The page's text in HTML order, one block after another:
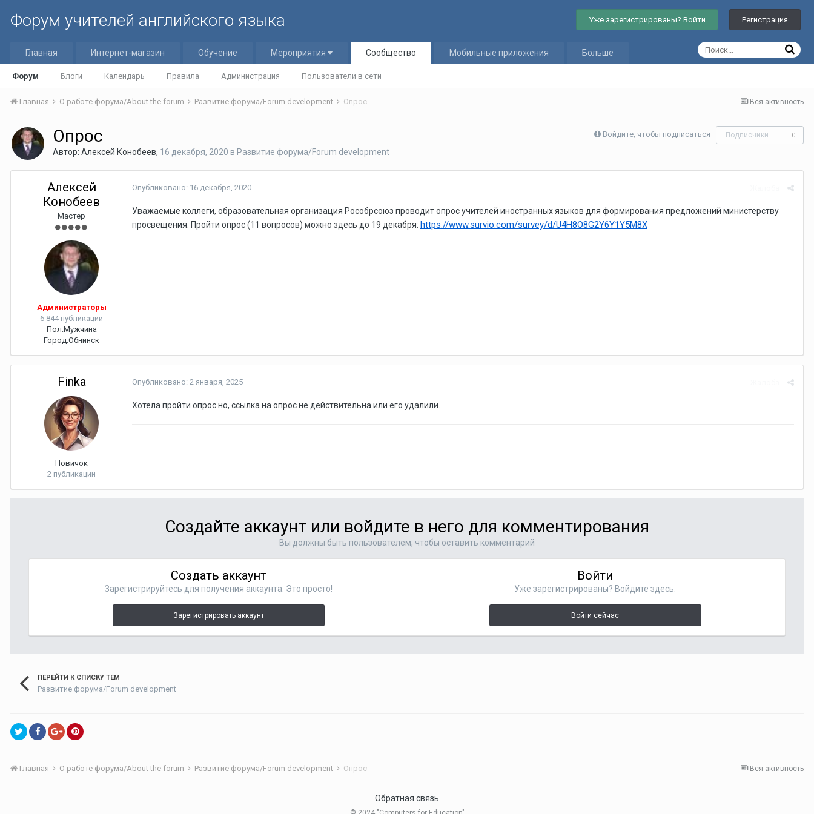
Форум учителей английского языка Уже зарегистрированы? Войти Регистрация
Главная Интернет-магазин Обучение Мероприятия Сообщество
Форум Блоги Календарь Правила Администрация Пользователи в сети
Мобильные приложения Больше
Вся активность
Главная О работе форума/About the forum Развитие форума/Forum development Опрос
Войдите, чтобы подписаться Подписчики 0
Опрос
Автор: Алексей Конобеев, 16 декабря, 2020 в Развитие форума/Forum development
Алексей
Конобеев
Мастер
Администраторы
6 844 публикации
Пол:Мужчина
Город:Обнинск
Опубликовано: 16 декабря, 2020
Уважаемые коллеги, образовательная организация Рособрсоюз проводит опрос учителей иностранных языков для формирования предложений министерству
просвещения. Пройти опрос (11 вопросов) можно здесь до 19 декабря: https://www.survio.com/survey/d/U4H8O8G2Y6Y1Y5M8X
Finka
Новичок
2 публикации
Опубликовано: 2 января, 2025
Хотела пройти опрос но, ссылка на опрос не действительна или его удалили.
Создайте аккаунт или войдите в него для комментирования
Вы должны быть пользователем, чтобы оставить комментарий
Создать аккаунт
Зарегистрируйтесь для получения аккаунта. Это просто!
Зарегистрировать аккаунт
Войти
Уже зарегистрированы? Войдите здесь.
Войти сейчас
ПЕРЕЙТИ К СПИСКУ ТЕМ
Развитие форума/Forum development
Вся активность
Главная О работе форума/About the forum Развитие форума/Forum development Опрос
Обратная связь